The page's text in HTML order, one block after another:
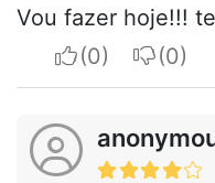
Vou fazer hoje!!!
I apreciate
I do